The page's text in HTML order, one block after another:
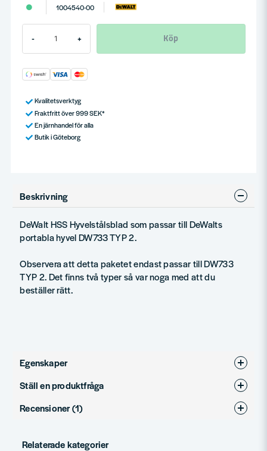
1004540-00
- + Köp
Kvalitetsverktyg
Fraktfritt över 999 SEK*
En järnhandel för alla
Butik i Göteborg
Beskrivning
DeWalt HSS Hyvelstålsblad som passar till DeWalts
portabla hyvel DW733 TYP 2.
Observera att detta paketet endast passar till DW733
TYP 2. Det finns två typer så var noga med att du
beställer rätt.
Egenskaper
Produkttyp
Ställ en produktfråga
question
Fråga oss något om denna produkten...
Recensioner (1)
Lars-Gunnar
Relaterade kategorier